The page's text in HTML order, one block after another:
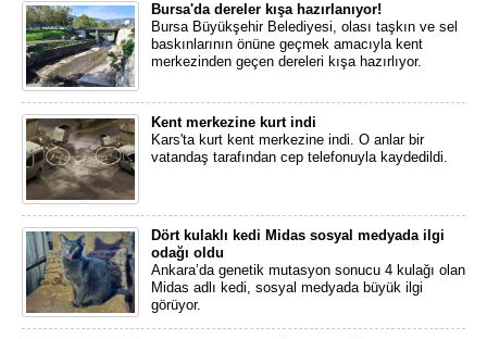
Bursa'da dereler kışa hazırlanıyor!
Bursa Büyükşehir Belediyesi, olası taşkın ve sel
baskınlarının önüne geçmek amacıyla kent
merkezinden geçen dereleri kışa hazırlıyor.
Kent merkezine kurt indi
Kars'ta kurt kent merkezine indi. O anlar bir
vatandaş tarafından cep telefonuyla kaydedildi.
Dört kulaklı kedi Midas sosyal medyada ilgi
odağı oldu
Ankara’da genetik mutasyon sonucu 4 kulağı olan
Midas adlı kedi, sosyal medyada büyük ilgi
görüyor.